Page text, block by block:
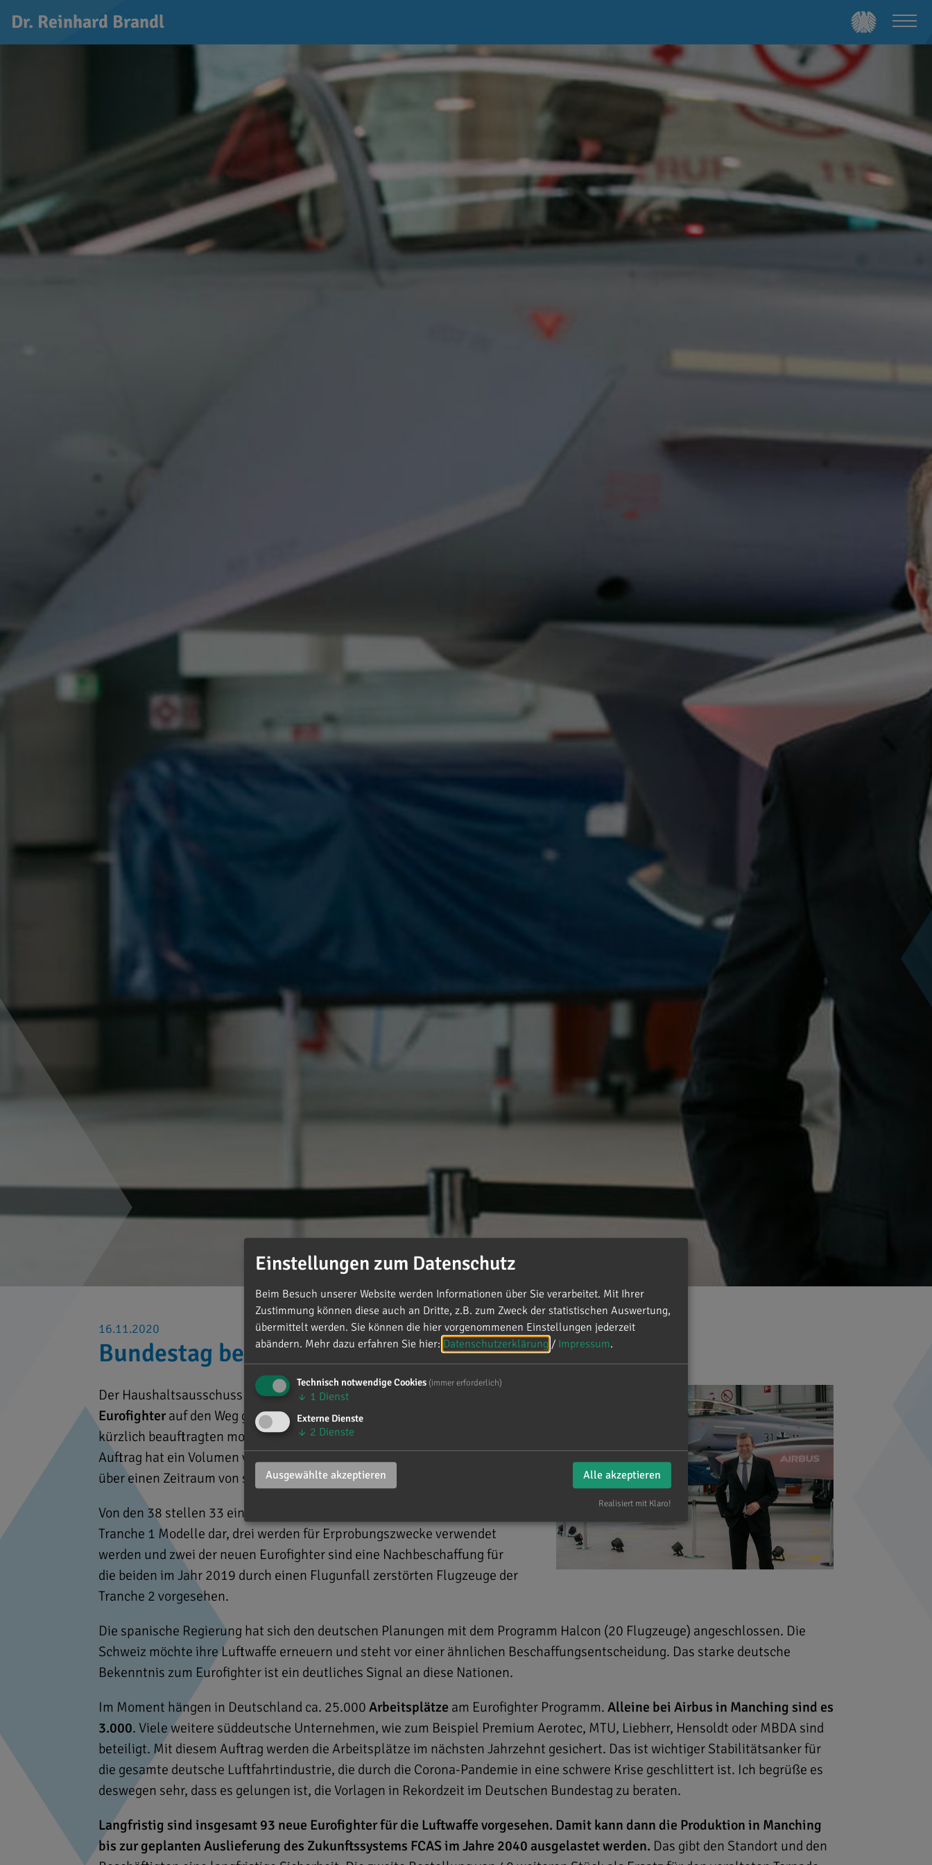
Dr. Reinhard Brandl
16.11.2020
Bundestag bestellt 38 neue Eurofighter
Der Haushaltsausschuss hat im November die
Eurofighterauf den Weg gebracht. Die Flugzeuge werden bereits mit den
kürzlich beauftragten modernen Radarsystemen ausgestattet. Der
Auftrag hat ein Volumen von 5.4 Mrd. Euro. Die Auslieferung soll ab 2025
über einen Zeitraum von sechs Jahren erfolgen.
Von den 38 stellen 33 eine Ersatzbeschaffung für die ersten gelieferten
Tranche 1 Modelle dar, drei werden für Erprobungszwecke verwendet
werden und zwei der neuen Eurofighter sind eine Nachbeschaffung für
die beiden im Jahr 2019 durch einen Flugunfall zerstörten Flugzeuge der
Tranche 2 vorgesehen.
Die spanische Regierung hat sich den deutschen Planungen mit dem Programm Halcon (20 Flugzeuge) angeschlossen. Die
Schweiz möchte ihre Luftwaffe erneuern und steht vor einer ähnlichen Beschaffungsentscheidung. Das starke deutsche
Bekenntnis zum Eurofighter ist ein deutliches Signal an diese Nationen.
Im Moment hängen in Deutschland ca. 25.000 Arbeitsplätze am Eurofighter Programm. Alleine bei Airbus in Manching sind es
3.000. Viele weitere süddeutsche Unternehmen, wie zum Beispiel Premium Aerotec, MTU, Liebherr, Hensoldt oder MBDA sind
beteiligt. Mit diesem Auftrag werden die Arbeitsplätze im nächsten Jahrzehnt gesichert. Das ist wichtiger Stabilitätsanker für
die gesamte deutsche Luftfahrtindustrie, die durch die Corona-Pandemie in eine schwere Krise geschlittert ist. Ich begrüße es
deswegen sehr, dass es gelungen ist, die Vorlagen in Rekordzeit im Deutschen Bundestag zu beraten.
Langfristig sind insgesamt 93 neue Eurofighter für die Luftwaffe vorgesehen. Damit kann dann die Produktion in Manching
bis zur geplanten Auslieferung des Zukunftssystems FCAS im Jahre 2040 ausgelastet werden. Das gibt den Standort und den
Einstellungen zum Datenschutz
Beim Besuch unserer Website werden Informationen über Sie verarbeitet. Mit Ihrer
Zustimmung können diese auch an Dritte, z.B. zum Zweck der statistischen Auswertung,
übermittelt werden. Sie können die hier vorgenommenen Einstellungen jederzeit
abändern. Mehr dazu erfahren Sie hier: Datenschutzerklärung / Impressum.
Technisch notwendige Cookies (immer erforderlich)
↓ 1 Dienst
Externe Dienste
↓ 2 Dienste
Ausgewählte akzeptieren Alle akzeptieren
Realisiert mit Klaro!